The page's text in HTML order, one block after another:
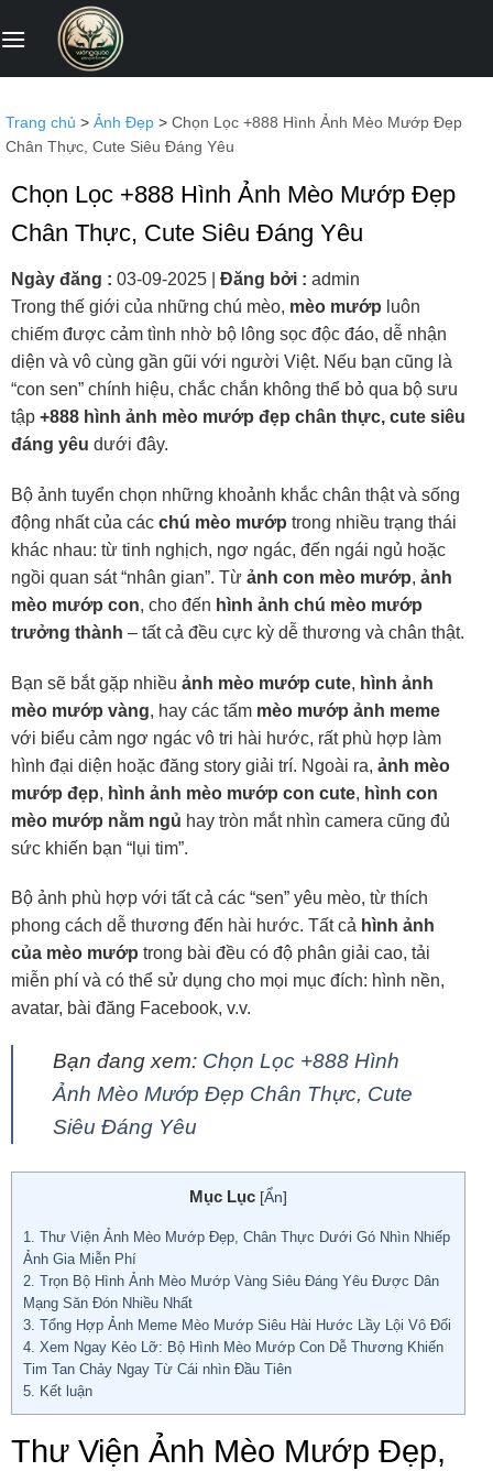
qua
Trang chủ > Ảnh Đẹp > Chọn Lọc +888 Hình Ảnh Mèo Mướp Đẹp
Chân Thực, Cute Siêu Đáng Yêu
Chọn Lọc +888 Hình Ảnh Mèo Mướp Đẹp
Chân Thực, Cute Siêu Đáng Yêu
Ngày đăng : 03-09-2025 Đăng bởi : admin
Trong thế giới của những chú mèo, mèo mướp luôn
chiếm được cảm tình nhờ bộ lông sọc độc đáo, dễ nhận
diện và vô cùng gần gũi với người Việt. Nếu bạn cũng là
“con sen” chính hiệu, chắc chắn không thể bỏ qua bộ sưu
tập +888 hình ảnh mèo mướp đẹp chân thực, cute siêu
đáng yêu dưới đây.
Bộ ảnh tuyển chọn những khoảnh khắc chân thật và sống
động nhất của các chú mèo mướp trong nhiều trạng thái
khác nhau: từ tinh nghịch, ngơ ngác, đến ngái ngủ hoặc
ngồi quan sát “nhân gian”. Từ ảnh con mèo mướp, ảnh
mèo mướp con, cho đến hình ảnh chú mèo mướp
trưởng thành – tất cả đều cực kỳ dễ thương và chân thật.
Bạn sẽ bắt gặp nhiều ảnh mèo mướp cute, hình ảnh
mèo mướp vàng, hay các tấm mèo mướp ảnh meme
với biểu cảm ngơ ngác vô tri hài hước, rất phù hợp làm
hình đại diện hoặc đăng story giải trí. Ngoài ra, ảnh mèo
mướp đẹp, hình ảnh mèo mướp con cute, hình con
mèo mướp nằm ngủ hay tròn mắt nhìn camera cũng đủ
sức khiến bạn “lụi tim”.
Bộ ảnh phù hợp với tất cả các “sen” yêu mèo, từ thích
phong cách dễ thương đến hài hước. Tất cả hình ảnh
của mèo mướp trong bài đều có độ phân giải cao, tải
miễn phí và có thể sử dụng cho mọi mục đích: hình nền,
avatar, bài đăng Facebook, v.v.
Bạn đang xem: Chọn Lọc +888 Hình
Ảnh Mèo Mướp Đẹp Chân Thực, Cute
Siêu Đáng Yêu
Mục Lục [Ẩn]
1. Thư Viện Ảnh Mèo Mướp Đẹp, Chân Thực Dưới Gó Nhìn Nhiếp
Ảnh Gia Miễn Phí
2. Trọn Bộ Hình Ảnh Mèo Mướp Vàng Siêu Đáng Yêu Được Dân
Mạng Săn Đón Nhiều Nhất
3. Tổng Hợp Ảnh Meme Mèo Mướp Siêu Hài Hước Lầy Lội Vô Đối
4. Xem Ngay Kẻo Lỡ: Bộ Hình Mèo Mướp Con Dễ Thương Khiến
Tim Tan Chảy Ngay Từ Cái nhìn Đầu Tiên
5. Kết luận
Thư Viện Ảnh Mèo Mướp Đẹp,